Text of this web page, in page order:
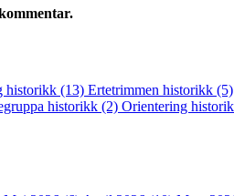
historikk (13) Ertetrimmen historikk (5)
historikk (2) Orientering